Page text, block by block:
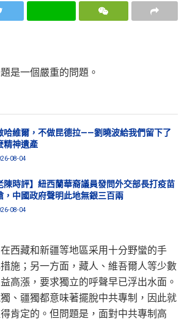
是一個嚴重的問題。
哈維爾，不做昆德拉——劉曉波給我們留下了
精神遺產
08-04
陳時評】紐西蘭華裔議員發問外交部長打疫苗
，中國政府聲明此地無銀三百兩
08-04
西藏和新疆等地區采用十分野蠻的手
施；另一方面，藏人、維吾爾人等少數
高漲，要求獨立的呼聲早已浮出水面。
、疆獨都意味著擺脫中共專制，因此就
肯定的。但問題是，面對中共專制高